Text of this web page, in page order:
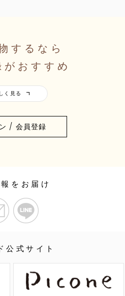
するなら
おすすめ
/ 会員登録
公式サイト
をお届け